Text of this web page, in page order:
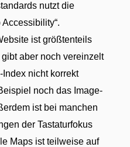
nutzt die
ist größtenteils
aber noch vereinzelt
nicht korrekt
noch das Image-
ist bei manchen
der Tastaturfokus
Maps ist teilweise auf